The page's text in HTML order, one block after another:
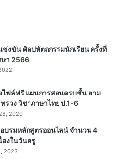
ข่งขัน ศิลปหัตถกรรมนักเรียน ครั้งที่
ษา 2566
ไฟล์ฟรี แผนการสอนครบชั้น ตาม
รวง วิชาภาษาไทย ป.1-6
2020
บรมหลักสูตรออนไลน์ จำนวน 4
องในวันครู
2023